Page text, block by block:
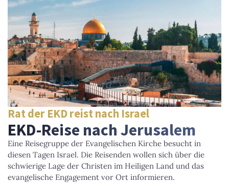
Rat der EKD reist nach Israel
EKD-Reise nach Jerusalem
Eine Reisegruppe der Evangelischen Kirche besucht in
diesen Tagen Israel. Die Reisenden wollen sich über die
schwierige Lage der Christen im Heiligen Land und das
evangelische Engagement vor Ort informieren.